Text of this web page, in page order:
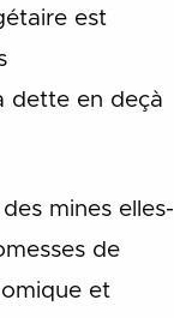
est
dette en deçà
mines elles-
de
et